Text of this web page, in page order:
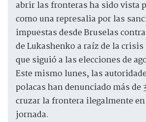
abrir las fronteras ha sido vista
como una represalia por las
impuestas desde Bruselas
de Lukashenko a raíz de la
que siguió a las elecciones de
Este mismo lunes, las
polacas han denunciado más de
cruzar la frontera ilegalmente
jornada.